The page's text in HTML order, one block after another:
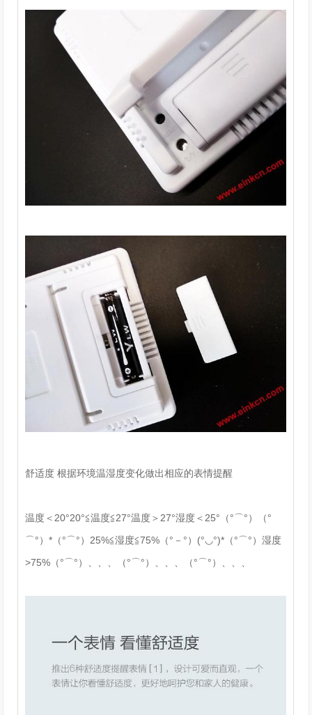
舒适度 根据环境温湿度变化做出相应的表情提醒
温度＜20°20°≦温度≦27°温度＞27°湿度＜25°（°⌒°）（°
⌒°）*（°⌒°）25%≦湿度≦75%（°－°）(°◡°)*（°⌒°）湿度
>75%（°⌒°）、、、（°⌒°）、、、（°⌒°）、、、